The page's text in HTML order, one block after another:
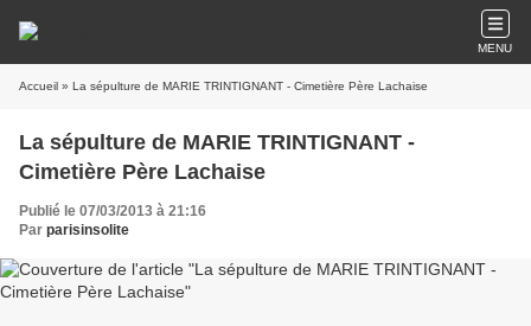
MENU
Accueil » La sépulture de MARIE TRINTIGNANT - Cimetière Père Lachaise
La sépulture de MARIE TRINTIGNANT -
Cimetière Père Lachaise
Publié le 07/03/2013 à 21:16
Par parisinsolite